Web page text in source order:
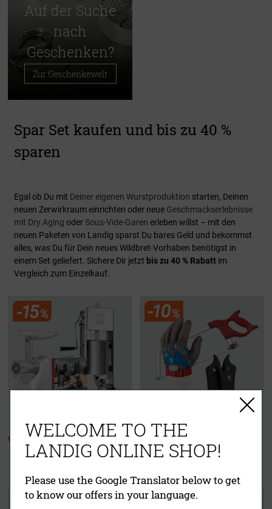
Auf der Suche
nach
Geschenken?
Zur Geschenkewelt
Spar Set kaufen und bis zu 40 %
sparen
Egal ob Du mit Deiner eigenen Wurstproduktion starten, Deinen
neuen Zerwirkraum einrichten oder neue Geschmackserlebnisse
mit Dry Aging oderSous-Vide-Garen erleben willst – mit den
neuen Paketen von Landig sparst Du bares Geld und bekommst
alles, was Du für Dein neues Wildbret-Vorhaben benötigst in
einem Set geliefert. Sichere Dir jetzt bis zu 40 % Rabatt im
Vergleich zum Einzelkauf.
Wurster Starter Set
Zerwirkset
"Für echte Jäger"
WELCOME TO THE
LANDIG ONLINE SHOP!
Please use the Google Translator below to get
to know our offers in your language.